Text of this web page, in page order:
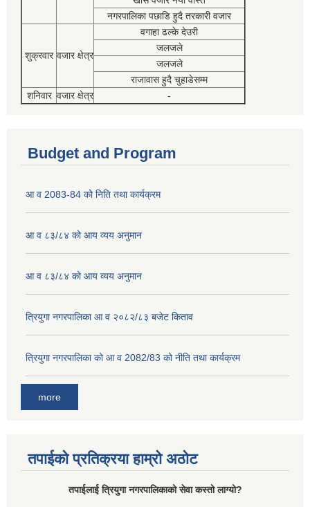
नगरपालिका पछाडि हुदै तरकारी वजार
शुक्रवार वजार क्षेत्र
वगाहा ढल्के देउरी
जलजले
जलजले
राजावास हुदै चुहाडेसम्म
शनिवार वजार क्षेत्र -
Budget and Program
आ व 2083-84 को निति तथा कार्यक्रम
आ व ८३/८४ को आय व्यय अनुमान
आ व ८३/८४ को आय व्यय अनुमान
त्रियुगा नगरपालिका आ व २०८२/८३ बजेट किताव
त्रियुगा नगरपालिका को आ व 2082/83 को नीति तथा कार्यक्रम
more
तपाईको प्रतिक्रया हाम्रो अठोट
तपाईलाई त्रियुगा नगरपालिकाको सेवा कस्तो लाग्यो?